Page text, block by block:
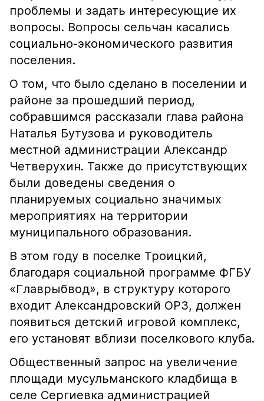
проблемы и задать интересующие их
вопросы. Вопросы сельчан касались
социально-экономического развития
поселения.
О том, что было сделано в поселении и
районе за прошедший период,
собравшимся рассказали глава района
Наталья Бутузова и руководитель
местной администрации Александр
Четверухин. Также до присутствующих
были доведены сведения о
планируемых социально значимых
мероприятиях на территории
муниципального образования.
В этом году в поселке Троицкий,
благодаря социальной программе ФГБУ
«Главрыбвод», в структуру которого
входит Александровский ОРЗ, должен
появиться детский игровой комплекс,
его установят вблизи поселкового клуба.
Общественный запрос на увеличение
площади мусульманского кладбища в
селе Сергиевка администрацией